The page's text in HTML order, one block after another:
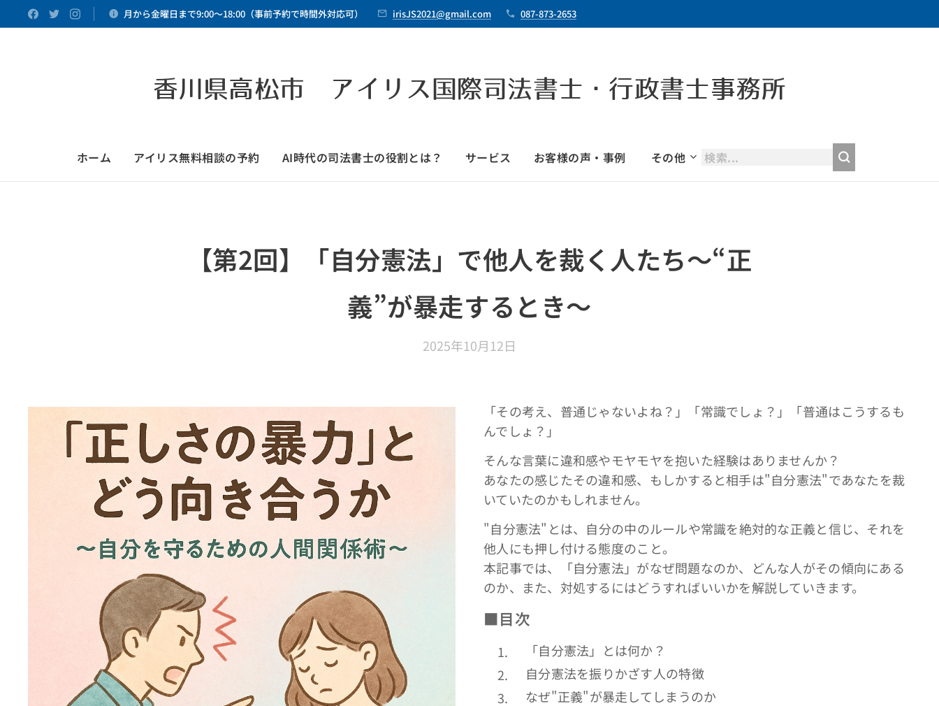
月から金曜日まで9:00～18:00（事前予約で時間外対応可） irisJS2021@gmail.com 087-873-2653
香川県高松市 アイリス国際司法書士・行政書士事務所
ホーム アイリス無料相談の予約 AI時代の司法書士の役割とは？ サービス お客様の声・事例 その他
【第2回】「自分憲法」で他人を裁く人たち〜“正
義”が暴走するとき〜
2025年10月12日
「その考え、普通じゃないよね？」「常識でしょ？」「普通はこうするも
んでしょ？」
そんな言葉に違和感やモヤモヤを抱いた経験はありませんか？
あなたの感じたその違和感、もしかすると相手は"自分憲法"であなたを裁
いていたのかもしれません。
"自分憲法"とは、自分の中のルールや常識を絶対的な正義と信じ、それを
他人にも押し付ける態度のこと。
本記事では、「自分憲法」がなぜ問題なのか、どんな人がその傾向にある
のか、また、対処するにはどうすればいいかを解説していきます。
■目次
「自分憲法」とは何か？
自分憲法を振りかざす人の特徴
なぜ"正義"が暴走してしまうのか